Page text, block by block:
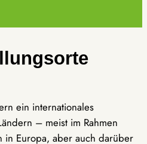
ein internationales
– meist im Rahmen
in Europa, aber auch darüber